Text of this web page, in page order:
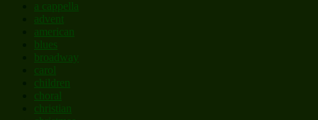
a cappella
advent
american
blues
broadway
carol
children
choral
christian